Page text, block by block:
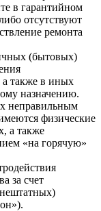
в гарантийном
отсутствуют
ремонта
(бытовых)
а также в иных
назначению.
неправильным
физические
а также
«на горячую»
за счет